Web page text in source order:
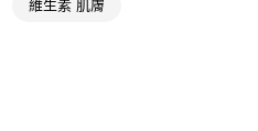
付款。
」後，將跳轉至「AFTEE先享後付」
知簡訊。
此簡訊中的連結，可透過四大超商／
維生素 肌膚